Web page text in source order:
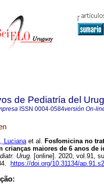
de Pediatría del
ISSN 0004-0584versión On-
Lucianaet al. Fosfomicina no
crianças maiores de 6 anos
Urug. [online]. 2020, vol.91,
https://doi.org/10.31134/